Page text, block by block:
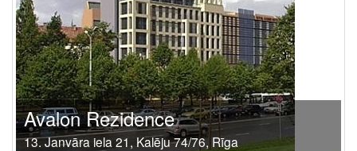
Avalon Rezidence
13. Janvāra iela 21, Kalēju 74/76, Rīga